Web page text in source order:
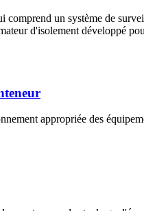
un système de
d'isolement développé
appropriée des